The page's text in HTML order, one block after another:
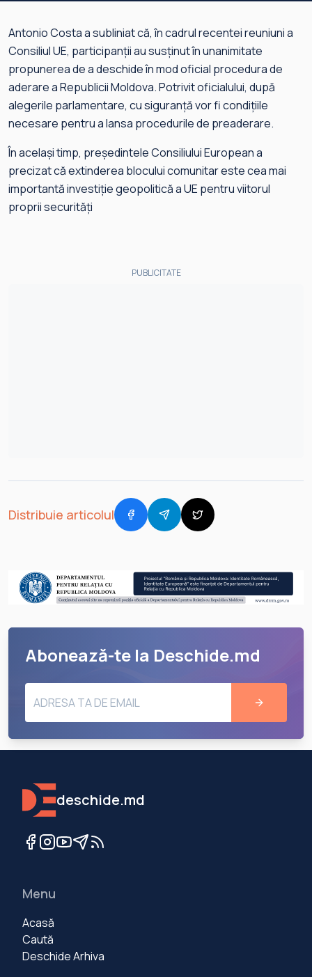
Antonio Costa a subliniat că, în cadrul recentei reuniuni a
Consiliul UE, participanții au susținut în unanimitate
propunerea de a deschide în mod oficial procedura de
aderare a Republicii Moldova. Potrivit oficialului, după
alegerile parlamentare, cu siguranță vor fi condițiile
necesare pentru a lansa procedurile de preaderare.
În același timp, președintele Consiliului European a
precizat că extinderea blocului comunitar este cea mai
importantă investiție geopolitică a UE pentru viitorul
proprii securități
PUBLICITATE
Distribuie articolul
Abonează-te la Deschide.md
deschide.md
Menu
Acasă
Caută
Deschide Arhiva